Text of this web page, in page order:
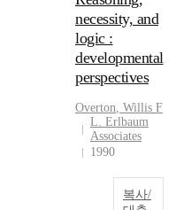
necessity, and
logic :
developmental
perspectives
Overton, Willis F
L. Erlbaum
Associates
1990
복사/